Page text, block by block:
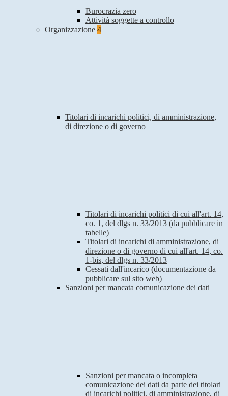
Burocrazia zero
Attività soggette a controllo
Organizzazione 4
Titolari di incarichi politici, di amministrazione,
di direzione o di governo
Titolari di incarichi politici di cui all'art. 14,
co. 1, del dlgs n. 33/2013 (da pubblicare in
tabelle)
Titolari di incarichi di amministrazione, di
direzione o di governo di cui all'art. 14, co.
1-bis, del dlgs n. 33/2013
Cessati dall'incarico (documentazione da
pubblicare sul sito web)
Sanzioni per mancata comunicazione dei dati
Sanzioni per mancata o incompleta
comunicazione dei dati da parte dei titolari
di incarichi politici, di amministrazione, di